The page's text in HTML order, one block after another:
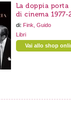
La doppia
di cinema 1977-
di: Fink, Guido
Libri
Vai allo shop